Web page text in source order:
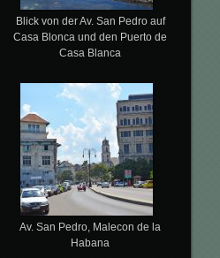
Blick von der Av. San Pedro auf
Casa Blonca und den Puerto de
Casa Blanca
Av. San Pedro, Malecon de la
Habana